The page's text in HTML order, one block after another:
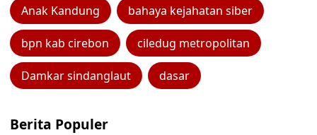
Anak Kandung bahaya kejahatan siber
bpn kab cirebon ciledug metropolitan
Damkar sindanglaut dasar
Berita Populer